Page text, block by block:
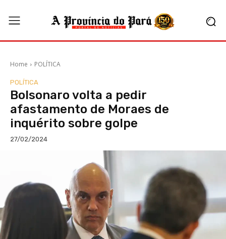
Home POLÍTICA
POLÍTICA
Bolsonaro volta a pedir
afastamento de Moraes de
inquérito sobre golpe
27/02/2024